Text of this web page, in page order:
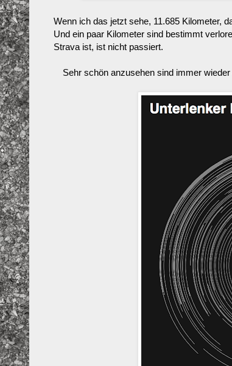
Wenn ich das jetzt sehe, 11.685 Kilometer,
Und ein paar Kilometer sind bestimmt
Strava ist, ist nicht passiert.
Sehr schön anzusehen sind immer wieder